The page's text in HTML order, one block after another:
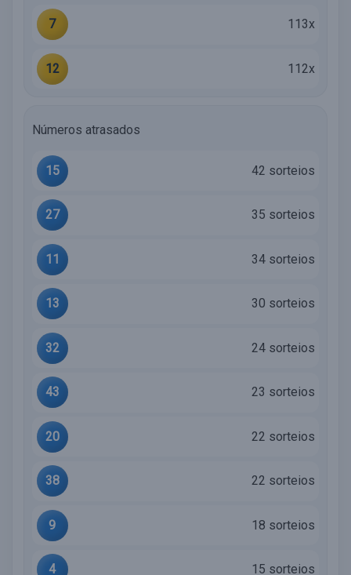
7 113x
12 112x
Números atrasados
15 42 sorteios
27 35 sorteios
11 34 sorteios
13 30 sorteios
32 24 sorteios
43 23 sorteios
20 22 sorteios
38 22 sorteios
9 18 sorteios
4 15 sorteios